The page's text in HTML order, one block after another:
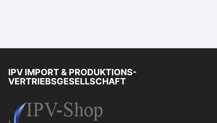
IPV IMPORT & PRODUKTIONS-
VERTRIEBSGESELLSCHAFT